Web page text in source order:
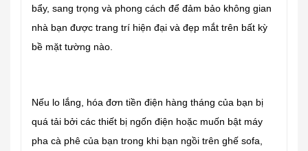
bẩy, sang trọng và phong cách để đảm bảo không gian
nhà bạn được trang trí hiện đại và đẹp mắt trên bất kỳ
bề mặt tường nào.
Nếu lo lắng, hóa đơn tiền điện hàng tháng của bạn bị
quá tải bởi các thiết bị ngốn điện hoặc muốn bật máy
pha cà phê của bạn trong khi bạn ngồi trên ghế sofa,